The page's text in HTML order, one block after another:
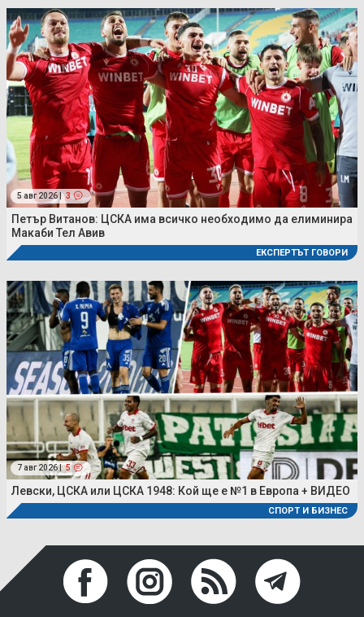
5 авг 2026 | 3
Петър Витанов: ЦСКА има всичко необходимо да елиминира
Макаби Тел Авив
ЕКСПЕРТЪТ ГОВОРИ
7 авг 2026 | 5
Левски, ЦСКА или ЦСКА 1948: Кой ще е №1 в Европа + ВИДЕО
СПОРТ И БИЗНЕС